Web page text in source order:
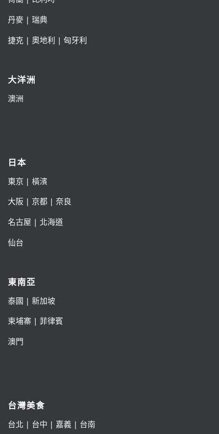
丹麥| 瑞典
捷克| 奧地利 | 匈牙利
大洋洲
澳洲
日本
東京 | 橫濱
大阪| 京都| 奈良
名古屋 | 北海道
仙台
東南亞
泰國 | 新加坡
柬埔寨 | 菲律賓
澳門
台灣美食
台北 | 台中 | 嘉義| 台南